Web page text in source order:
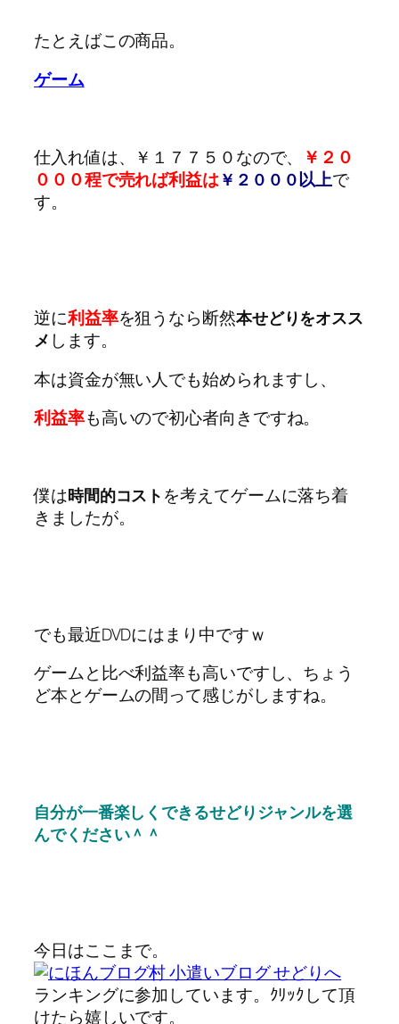
たとえばこの商品。
ゲーム
仕入れ値は、￥１７７５０なので、
￥２０
０００程で売れば利益は￥２０００以上で
す。
逆に利益率を狙うなら断然本せどりをオスス
メ します。
本は資金が無い人でも始められますし、
利益率も高いので初心者向きですね。
僕は時間的コスト を考えてゲームに落ち着
きましたが。
でも最近DVDにはまり中ですｗ
ゲームと比べ利益率も高いですし、ちょう
ど本とゲームの間って感じがしますね。
自分が一番楽しくできるせどりジャンルを選
んでください＾＾
今日はここまで。
ランキングに参加しています。ｸﾘｯｸして頂
けたら嬉しいです。